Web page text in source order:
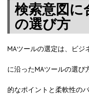
検索意図
の選び方
MAツールの選定は、ビジ
に沿ったMAツールの選
的なポイントと柔軟性の